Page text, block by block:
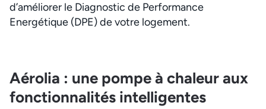
d’améliorer le Diagnostic de Performance
Energétique (DPE) de votre logement.
Aérolia : une pompe à chaleur aux
fonctionnalités intelligentes